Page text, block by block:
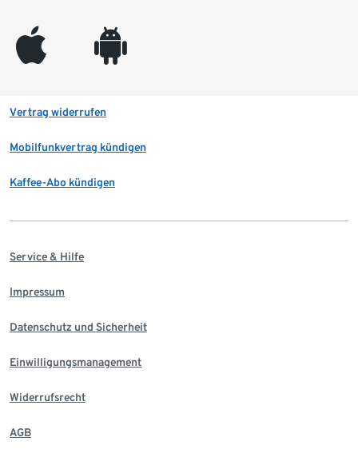
appleinc android
Vertrag widerrufen
Mobilfunkvertrag kündigen
Kaffee-Abo kündigen
Service & Hilfe
Impressum
Datenschutz und Sicherheit
Einwilligungsmanagement
Widerrufsrecht
AGB